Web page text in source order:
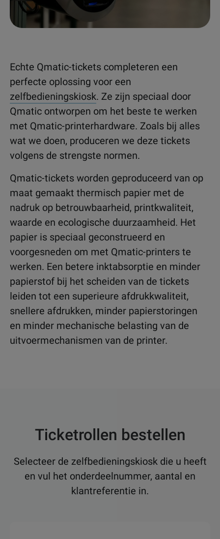
Echte Qmatic-tickets completeren een
perfecte oplossing voor een
zelfbedieningskiosk. Ze zijn speciaal door
Qmatic ontworpen om het beste te werken
met Qmatic-printerhardware. Zoals bij alles
wat we doen, produceren we deze tickets
volgens de strengste normen.
Qmatic-tickets worden geproduceerd van op
maat gemaakt thermisch papier met de
nadruk op betrouwbaarheid, printkwaliteit,
waarde en ecologische duurzaamheid. Het
papier is speciaal geconstrueerd en
voorgesneden om met Qmatic-printers te
werken. Een betere inktabsorptie en minder
papierstof bij het scheiden van de tickets
leiden tot een superieure afdrukkwaliteit,
snellere afdrukken, minder papierstoringen
en minder mechanische belasting van de
uitvoermechanismen van de printer.
Ticketrollen bestellen
Selecteer de zelfbedieningskiosk die u heeft
en vul het onderdeelnummer, aantal en
klantreferentie in.